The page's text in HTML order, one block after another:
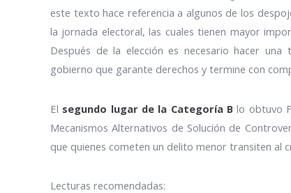
este texto hace referencia a algunos de los
la jornada electoral, las cuales tienen mayor
Después de la elección es necesario hacer
gobierno que garante derechos y termine con
El segundo lugar de la Categoría B lo obtuvo
Mecanismos Alternativos de Solución de
que quienes cometen un delito menor transiten al
Lecturas recomendadas: